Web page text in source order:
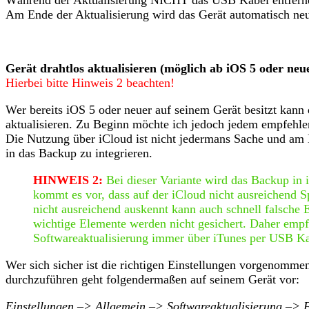
Am Ende der Aktualisierung wird das Gerät automatisch
Gerät drahtlos aktualisieren (möglich ab iOS 5 oder
Hierbei bitte Hinweis 2 beachten!
Wer bereits iOS 5 oder neuer auf seinem Gerät besitzt
aktualisieren. Zu Beginn möchte ich jedoch jedem
Die Nutzung über iCloud ist nicht jedermans Sache und
in das Backup zu integrieren.
HINWEIS 2: Bei dieser Variante wird das Backup
kommt es vor, dass auf der iCloud nicht ausreichend
nicht ausreichend auskennt kann auch schnell falsche
wichtige Elemente werden nicht gesichert. Daher
Softwareaktualisierung immer über iTunes per USB
Wer sich sicher ist die richtigen Einstellungen
durchzuführen geht folgendermaßen auf seinem Gerät vor:
Einstellungen –> Allgemein –> Softwareaktualisierung –>